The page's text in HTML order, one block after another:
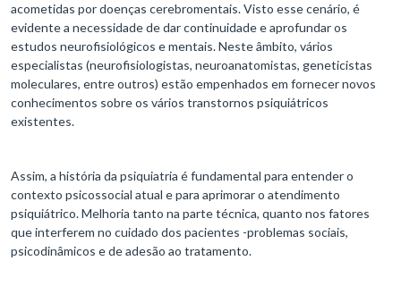
acometidas por doenças cerebromentais. Visto esse cenário, é
evidente a necessidade de dar continuidade e aprofundar os
estudos neurofisiológicos e mentais. Neste âmbito, vários
especialistas (neurofisiologistas, neuroanatomistas, geneticistas
moleculares, entre outros) estão empenhados em fornecer novos
conhecimentos sobre os vários transtornos psiquiátricos
existentes.
Assim, a história da psiquiatria é fundamental para entender o
contexto psicossocial atual e para aprimorar o atendimento
psiquiátrico. Melhoria tanto na parte técnica, quanto nos fatores
que interferem no cuidado dos pacientes -problemas sociais,
psicodinâmicos e de adesão ao tratamento.